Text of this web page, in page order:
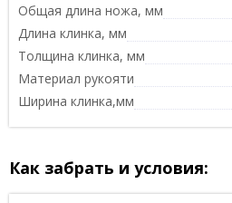
Общая длина ножа, мм
Длина клинка, мм
Толщина клинка, мм
Материал рукояти
Ширина клинка,мм
Как забрать и условия: